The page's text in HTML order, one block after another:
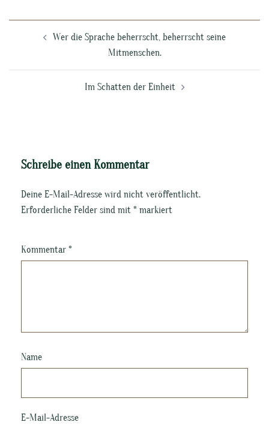
Wer die Sprache beherrscht, beherrscht seine
Mitmenschen.
Im Schatten der Einheit
Schreibe einen Kommentar
Deine E-Mail-Adresse wird nicht veröffentlicht.
Erforderliche Felder sind mit * markiert
Kommentar *
Name
E-Mail-Adresse